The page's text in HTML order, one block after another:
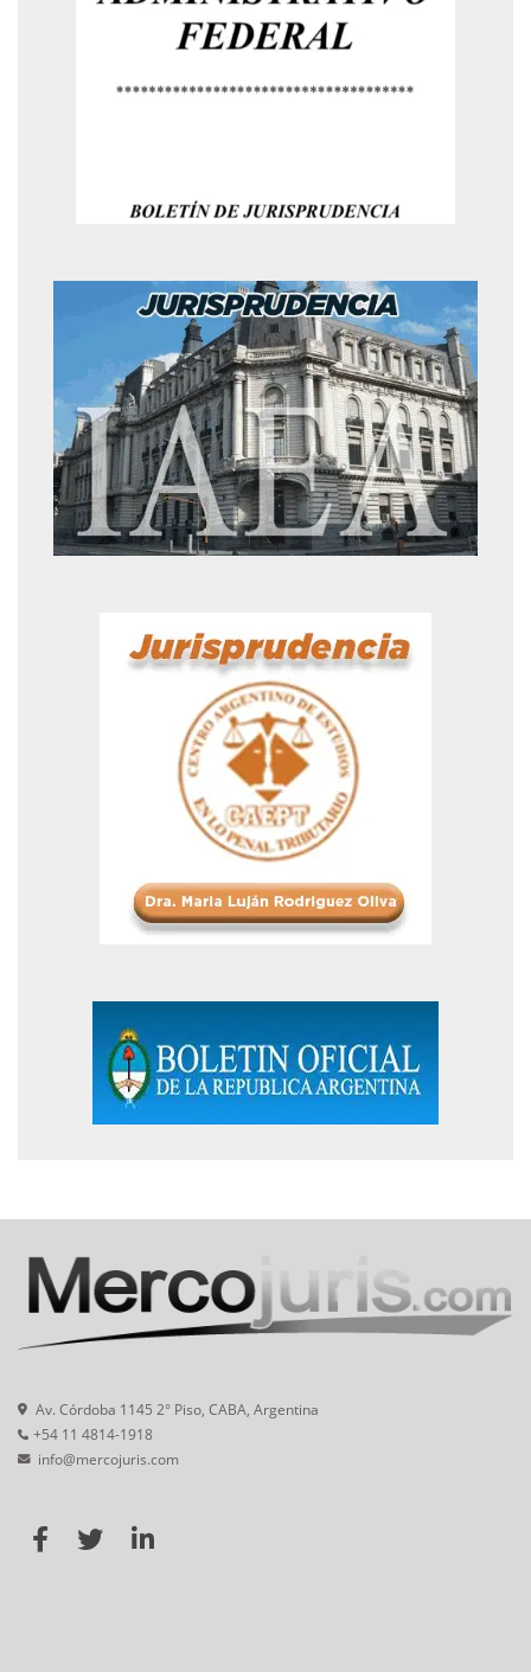
Av. Córdoba 1145 2° Piso, CABA, Argentina
+54 11 4814-1918
info@mercojuris.com